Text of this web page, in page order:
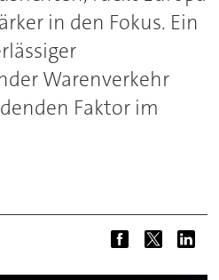
in den Fokus. Ein
Warenverkehr
Faktor im